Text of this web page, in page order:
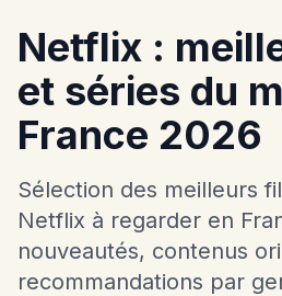
Netflix :
et séries du
France 2026
Sélection des meilleurs
Netflix à regarder en
nouveautés, contenus
recommandations par